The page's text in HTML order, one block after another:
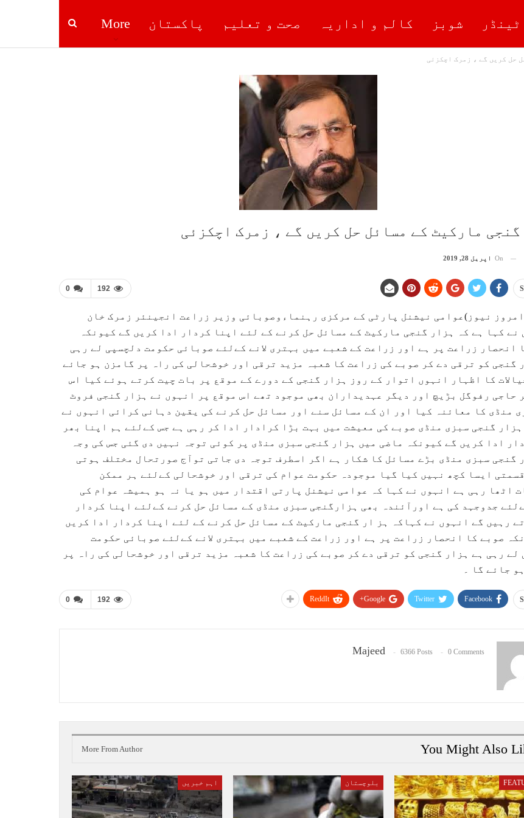
ٹینڈر شوبز کالم و اداریہ صحت و تعلیم پاکستان More
حل کریں گے ، زمرک اچکزئی
گنجی مارکیٹ کے مسائل حل کریں گے ، زمرک اچکزئی
On اپریل 28, 2019
0 192
نیوز)عوامی نیشنل پارٹی کے مرکزی رہنماءوصوبائی وزیر زراعت انجینئر زمرک خان
نے کہا ہے کہ ہزار گنجی مارکیٹ کے مسائل حل کرنے کے لئے اپنا کردار ادا کریں گے کیونکہ
انحصار زراعت پر ہے اور زراعت کے شعبے میں بہتری لانے کےلئے صوبائی حکومت دلچسپی لے رہی
گنجی کو ترقی دے کر صوبے کی زراعت کا شعبہ مزید ترقی اور خوشحالی کی راہ پر گامزن ہو جائے
کا اظہار انہوں اتوار کے روز ہزار گنجی کے دورے کے موقع پر بات چیت کرتے ہوئے کیا اس
حاجی رفوگل بڑیچ اور دیگر عہدیداران بھی موجود تھے اس موقع پر انہوں نے ہزار گنجی فروٹ
منڈی کا معائنہ کیا اور ان کے مسائل سنے اور مسائل حل کرنے کی یقین دہانی کرائی انہوں نے
ہزار گنجی سبزی منڈی صوبے کی معیشت میں بہت بڑا کرادار ادا کر رہی ہے جس کےلئے ہم اپنا بھر
ادا کریں گے کیونکہ ماضی میں ہزار گنجی سبزی منڈی پر کوئی توجہ نہیں دی گئی جس کی وجہ
گنجی سبزی منڈی بڑے مسائل کا شکار ہے اگر اسطرف توجہ دی جاتی توآج صورتحال مختلف ہوتی
ایسا کچھ نہیں کیا گیا موجودہ حکومت عوام کی ترقی اور خوشحالی کےلئے ہر ممکن
اٹھا رہی ہے انہوں نے کہا کہ عوامی نیشنل پارتی اقتدار میں ہو یا نہ ہو ہمیشہ عوام کی
جدوجہد کی ہے اورآئندہ بھی ہزارگنجی سبزی منڈی کے مسائل حل کرنے کےلئے اپنا کردار
رہیں گے انہوں نے کہاکہ ہز ار گنجی مارکیٹ کے مسائل حل کرنے کے لئے اپنا کردار ادا کریں
صوبے کا انحصار زراعت پر ہے اور زراعت کے شعبے میں بہتری لانے کےلئے صوبائی حکومت
لے رہی ہے ہزار گنجی کو ترقی دے کر صوبے کی زراعت کا شعبہ مزید ترقی اور خوشحالی کی راہ پر
جائے گا ۔
0 192 Facebook
Twitter
Google+
ReddIt
Majeed 6366 Posts 0 Comments
You Might Also
More From Author
بلوچستان اہم خبریں